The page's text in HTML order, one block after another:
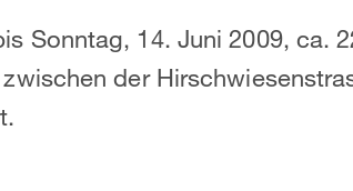
Sonntag, 14. Juni 2009, ca.
der